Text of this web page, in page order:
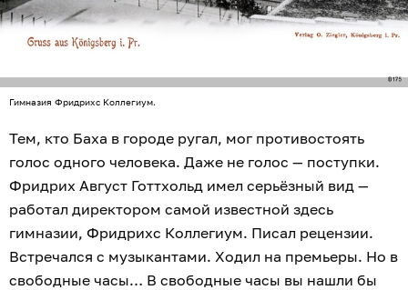
Гимназия Фридрихс Коллегиум.
Тем, кто Баха в городе ругал, мог противостоять
голос одного человека. Даже не голос — поступки.
Фридрих Август Готтхольд имел серьёзный вид —
работал директором самой известной здесь
гимназии, Фридрихс Коллегиум. Писал рецензии.
Встречался с музыкантами. Ходил на премьеры. Но в
свободные часы… В свободные часы вы нашли бы